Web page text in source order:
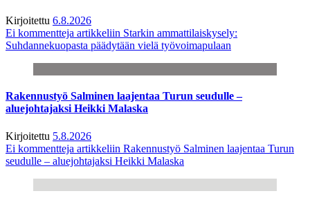
Kirjoitettu 6.8.2026
Ei kommentteja artikkeliin Starkin ammattilaiskysely:
Suhdannekuopasta päädytään vielä työvoimapulaan
Rakennustyö Salminen laajentaa Turun seudulle –
aluejohtajaksi Heikki Malaska
Kirjoitettu 5.8.2026
Ei kommentteja artikkeliin Rakennustyö Salminen laajentaa Turun
seudulle – aluejohtajaksi Heikki Malaska